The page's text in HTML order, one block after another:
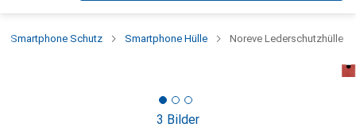
Smartphone Schutz Smartphone Hülle Noreve Lederschutzhülle
3 Bilder